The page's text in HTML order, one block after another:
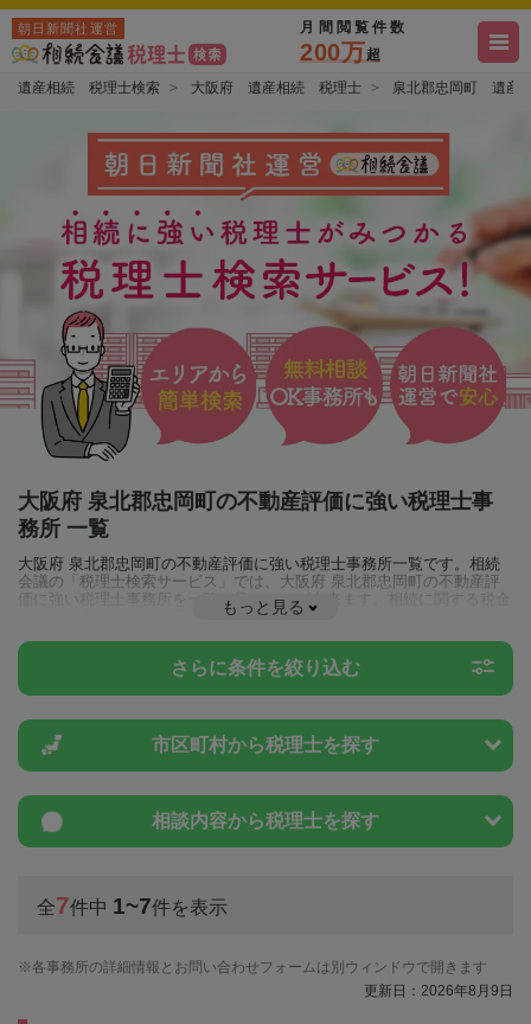
朝日新聞社運営 月間閲覧件数
200万超
遺産相続 税理士検索 大阪府 遺産相続 税理士 泉北郡忠岡町 遺産
大阪府 泉北郡忠岡町の不動産評価に強い税理士事
務所 一覧
大阪府 泉北郡忠岡町の不動産評価に強い税理士事務所一覧です。相続
会議の「税理士検索サービス」では、大阪府 泉北郡忠岡町の不動産評
価に強い税理士事務所を一覧で見ることが出来ます。相続に関する税金
や特例制度のことは一度近隣の税理士に相談してみましょう。
もっと見る
さらに条件を絞り込む
市区町村から税理士を探す
相談内容から税理士を探す
全7件中 1~7件を表示
各事務所の詳細情報とお問い合わせフォームは別ウィンドウで開きます
更新日：2026年8月9日